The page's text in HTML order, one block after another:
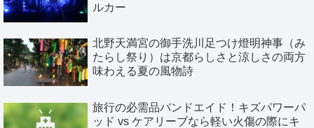
ルカー
北野天満宮の御手洗川足つけ燈明神事（み
たらし祭り）は京都らしさと涼しさの両方
味わえる夏の風物詩
旅行の必需品バンドエイド！キズパワーパ
ッド vs ケアリーブなら軽い火傷の際にキ